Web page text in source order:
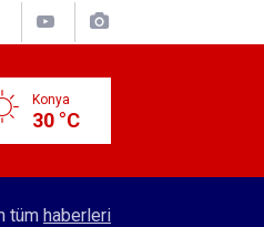
Konya
30 °C
1 şüpheli tutuklandı
tüm haberleri